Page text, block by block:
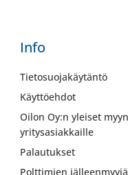
Info
Tietosuojakäytäntö
Käyttöehdot
Oilon Oy:n yleiset
yritysasiakkaille
Palautukset
Polttimien